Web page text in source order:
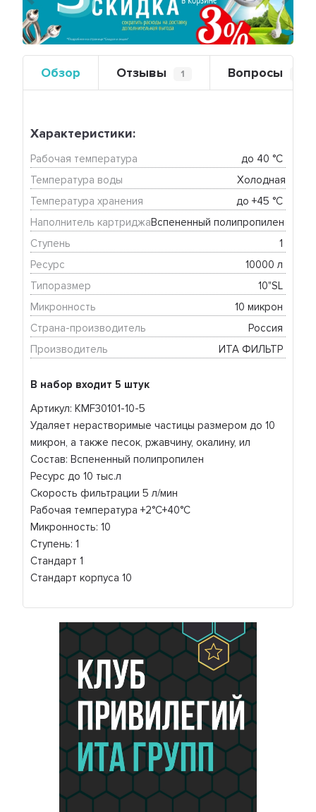
Предыдущий
Обзор Отзывы 1 Вопросы
В набор входит 5 штук
Артикул: KMF30101-10-5
Удаляет нерастворимые частицы размером до 10
микрон, а также песок, ржавчину, окалину, ил
Состав: Вспененный полипропилен
Ресурс до 10 тыс.л
Скорость фильтрации 5 л/мин
Рабочая температура +2°C+40°C
Микронность: 10
Ступень: 1
Стандарт 1
Стандарт корпуса 10
Характеристики:
Рабочая температура
до 40 °C
Температура воды
Холодная
Температура хранения
до +45 °C
Наполнитель картриджа
Ступень
1
Ресурс
10000 л
Типоразмер
10"SL
Микронность
10 микрон
Страна-производитель
Россия
Производитель
ИТА ФИЛЬТР